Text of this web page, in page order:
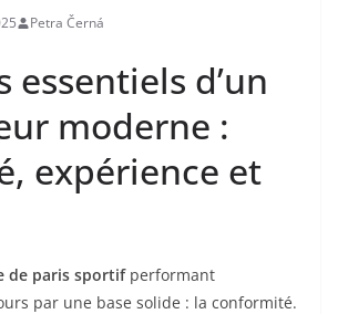
Petra Černá
essentiels d’un
moderne :
expérience et
de paris sportifperformant
par une base solide : la conformité.